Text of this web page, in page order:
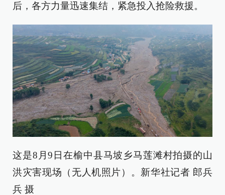
后，各方力量迅速集结，紧急投入抢险救援。
这是8月9日在榆中县马坡乡马莲滩村拍摄的山
洪灾害现场（无人机照片）。新华社记者 郎兵
兵 摄